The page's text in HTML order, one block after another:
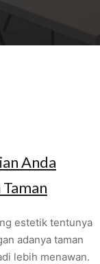
Anda
estetik tentunya
adanya taman
lebih menawan.